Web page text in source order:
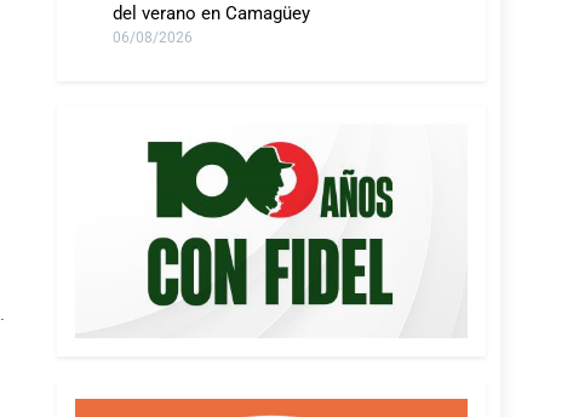
del verano en Camagüey
06/08/2026